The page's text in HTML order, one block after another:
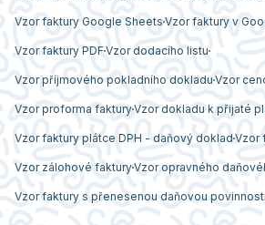
Vzor faktury Google Sheets Vzor faktury v
Vzor faktury PDF Vzor dodacího listu
Vzor příjmového pokladního dokladu Vzor
Vzor proforma fakturyVzor dokladu k přijaté
Vzor faktury plátce DPH - daňový doklad Vzor
Vzor zálohové fakturyVzor opravného
Vzor faktury s přenesenou daňovou